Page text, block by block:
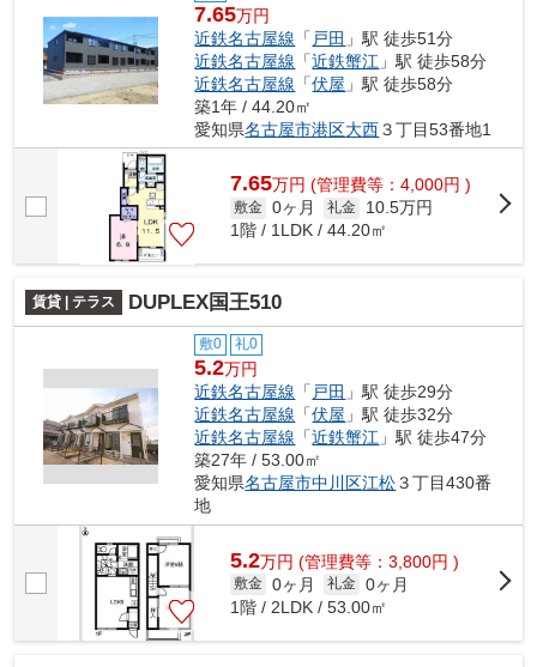
7.65万円
近鉄名古屋線 「 戸田 」駅 徒歩51分
近鉄名古屋線 「近鉄蟹江 」駅 徒歩58分
近鉄名古屋線 「伏屋 」駅 徒歩58分
築1年 / 44.20㎡
愛知県名古屋市港区大西３丁目53番地1
7.65万円 (管理費等：4,000円 )
敷金 0ヶ月 礼金
10.5万円
1階 / 1LDK / 44.20㎡
賃貸 | テラス DUPLEX国王510
敷0 礼0
5.2万円
近鉄名古屋線 「 戸田 」駅 徒歩29分
近鉄名古屋線 「伏屋 」駅 徒歩32分
近鉄名古屋線 「近鉄蟹江 」駅 徒歩47分
築27年 / 53.00㎡
愛知県名古屋市中川区江松３丁目430番
地
5.2万円 (管理費等：3,800円 )
敷金 0ヶ月 礼金 0ヶ月
1階 / 2LDK / 53.00㎡